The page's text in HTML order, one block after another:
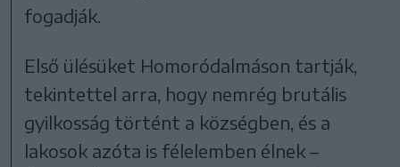
fogadják.
Első ülésüket Homoródalmáson tartják,
tekintettel arra, hogy nemrég brutális
gyilkosság történt a községben, és a
lakosok azóta is félelemben élnek –